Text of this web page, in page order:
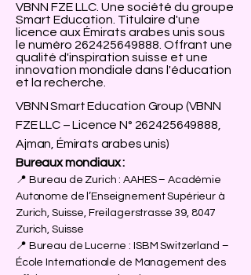
VBNN FZE LLC. Une société du groupe
Smart Education. Titulaire d'une
licence aux Émirats arabes unis sous
le numéro 262425649888 . Offrant une
qualité d'inspiration suisse et une
innovation mondiale dans l'éducation
et la recherche.
VBNN Smart Education Group (VBNN
FZE LLC – Licence N° 262425649888
Ajman, Émirats arabes unis)
Bureaux mondiaux :
📍 Bureau de Zurich : AAHES – Académie
Autonome de l’Enseignement Supérieur à
Zurich, Suisse, Freilagerstrasse 39, 8047
Zurich, Suisse
📍 Bureau de Lucerne : ISBM Switzerland –
École Internationale de Management des